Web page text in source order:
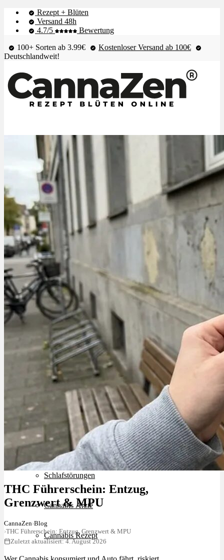
Rezept + Blüten
Versand 48h
4.7/5
Bewertung
100+ Sorten ab 3.99€
Kostenloser Versand ab 100€
Deutschlandweit!
Shop & Live-Bestand
Blüten
Extrakte
Ablauf
Therapien
Alle Krankheiten
Chronische Schmerzen
ADHS
Angststörungen
Chronische Migräne
Depressionen
Schlafstörungen
Cannabis Ärzte
Cannabis Rezept
THC Führerschein: Entzug,
Grenzwert & MPU
CannaZen›Blog
›THC Führerschein: Entzug, Grenzwert & MPU
Zuletzt aktualisiert: 4. August 2026